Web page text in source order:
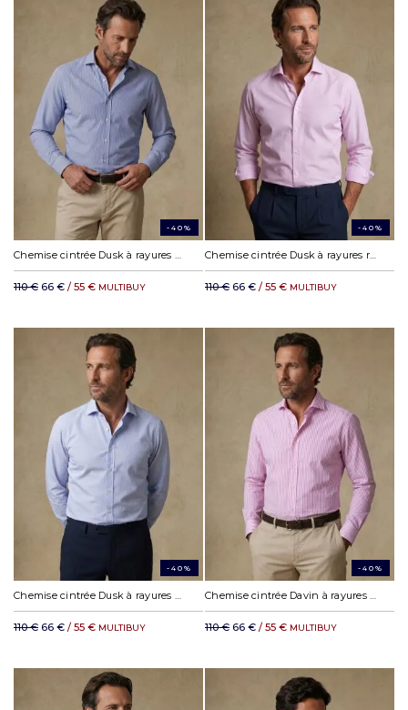
-40%
Chemise cintrée Dusk à rayures marine
110 € 66 € / 55 € MULTIBUY
-40%
Chemise cintrée Dusk à rayures rose
110 € 66 € / 55 € MULTIBUY
-40%
Chemise cintrée Dusk à rayures ciel
110 € 66 € / 55 € MULTIBUY
-40%
Chemise cintrée Davin à rayures rose
110 € 66 € / 55 € MULTIBUY